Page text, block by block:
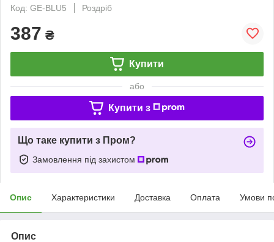
Код: GE-BLU5
Роздріб
387 ₴
Купити
або
Купити з
Що таке купити з Пром?
Замовлення під захистом
Опис Характеристики Доставка Оплата Умови
Опис